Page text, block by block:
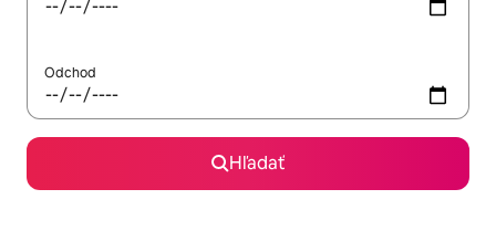
Odchod
Hľadať